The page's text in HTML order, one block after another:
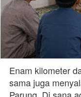
Enam kilometer
sama juga